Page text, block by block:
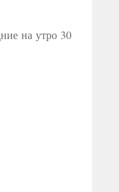
на утро 30